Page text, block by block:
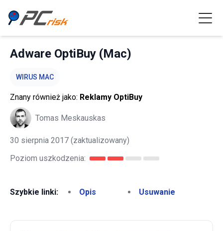
Adware OptiBuy (Mac)
WIRUS MAC
Znany również jako: Reklamy OptiBuy
Tomas Meskauskas
30 sierpnia 2017 (zaktualizowany)
Poziom uszkodzenia:
Szybkie linki: Opis Usuwanie